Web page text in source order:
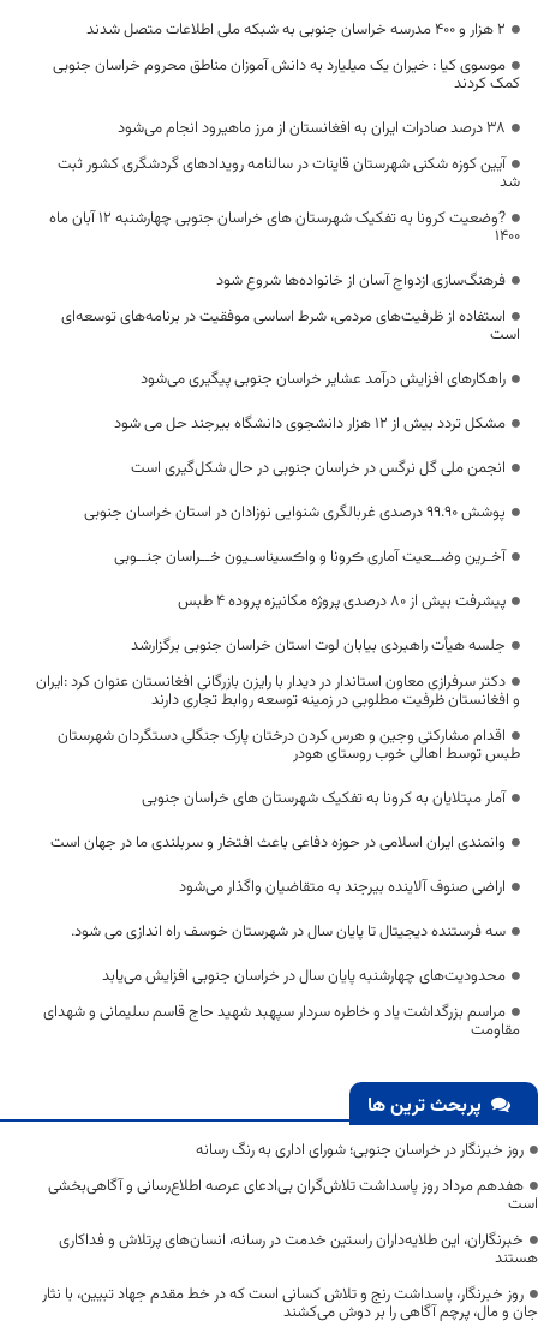
۲ هزار و ۴۰۰ مدرسه خراسان جنوبی به شبکه ملی اطلاعات متصل شدند
موسوی کیا : خیران یک میلیارد به دانش آموزان مناطق محروم خراسان جنوبی
کمک کردند
۳۸ درصد صادرات ایران به افغانستان از مرز ماهیرود انجام می‌شود
آیین کوزه شکنی شهرستان قاینات در سالنامه رویدادهای گردشگری کشور ثبت
شد
?وضعیت کرونا به تفکیک شهرستان های خراسان جنوبی چهارشنبه 12 آبان ماه
۱۴۰۰
فرهنگ‌سازی ازدواج آسان از خانواده‌ها شروع شود
استفاده از ظرفیت‌های مردمی، شرط اساسی موفقیت در برنامه‌های توسعه‌ای
است
راهکارهای افزایش درآمد عشایر خراسان جنوبی پیگیری می‌شود
مشکل تردد بیش از ۱۲ هزار دانشجوی دانشگاه بیرجند حل می شود
انجمن ملی گل نرگس در خراسان جنوبی در حال شکل‌گیری است
پوشش 99.90 درصدی غربالگری شنوایی نوزادان در استان خراسان جنوبی
آخـرین وضــعیت آماری ڪرونا و واڪسیناسـیون خــراسان جنــوبی
پیشرفت بیش از ۸۰ درصدی پروژه مکانیزه پروده ۴ طبس
جلسه هیأت راهبردی بیابان لوت استان خراسان جنوبی برگزارشد
دکتر سرفرازی معاون استاندار در دیدار با رایزن بازرگانی افغانستان عنوان کرد :ایران
و افغانستان ظرفیت مطلوبی در زمینه توسعه روابط تجاری دارند
اقدام مشارکتی وجین و هرس کردن درختان پارک جنگلی دستگردان شهرستان
طبس توسط اهالی خوب روستای هودر
آمار مبتلایان به کرونا به تفکیک شهرستان های خراسان جنوبی
وانمندی ایران اسلامی در حوزه دفاعی باعث افتخار و سربلندی ما در جهان است
اراضی صنوف آلاینده بیرجند به متقاضیان واگذار می‌شود
سه فرستنده دیجیتال تا پایان سال در شهرستان خوسف راه اندازی می شود.
محدودیت‌های چهارشنبه پایان سال در خراسان جنوبی افزایش می‌یابد
مراسم بزرگداشت یاد و خاطره سردار سپهبد شهید حاج قاسم سلیمانی و شهدای
مقاومت
پربحث ترین ها
روز خبرنگار در خراسان جنوبی؛ شورای اداری به رنگ رسانه
هفدهم مرداد روز پاسداشت تلاش‌گران بی‌ادعای عرصه اطلاع‌رسانی و آگاهی‌بخشی
است
خبرنگاران، این طلایه‌داران راستین خدمت در رسانه، انسان‌های پرتلاش و فداکاری
هستند
روز خبرنگار، پاسداشت رنج و تلاش کسانی است که در خط مقدم جهاد تبیین، با نثار
جان و مال، پرچم آگاهی را بر دوش می‌کشند